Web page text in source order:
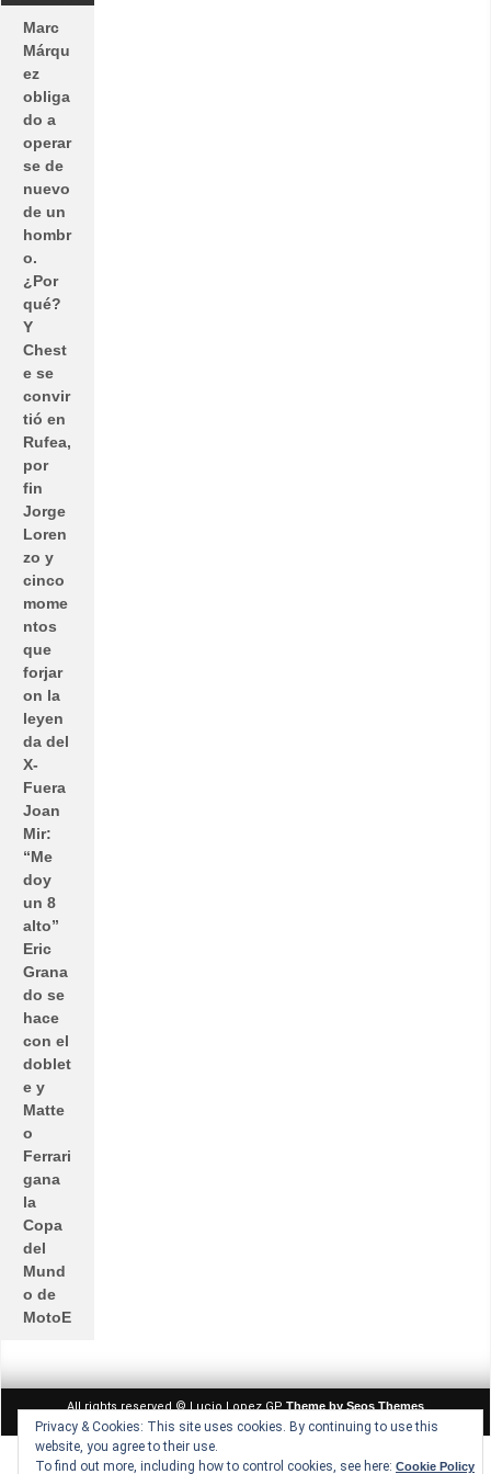
Privacy & Cookies: This site uses cookies. By continuing to use this
website, you agree to their use.
To find out more, including how to control cookies, see here: Cookie Policy
Marc
Márqu
ez
obliga
do a
operar
se de
nuevo
de un
hombr
o.
¿Por
qué?
Y
Chest
e se
convir
tió en
Rufea,
por
fin
Jorge
Loren
zo y
cinco
mome
ntos
que
forjar
on la
leyen
da del
X-
Fuera
Joan
Mir:
“Me
doy
un 8
alto”
Eric
Grana
do se
hace
con el
doblet
e y
Matte
o
Ferrari
gana
la
Copa
del
Mund
o de
MotoE
All rights reserved © Lucio Lopez GPTheme by Seos Themes